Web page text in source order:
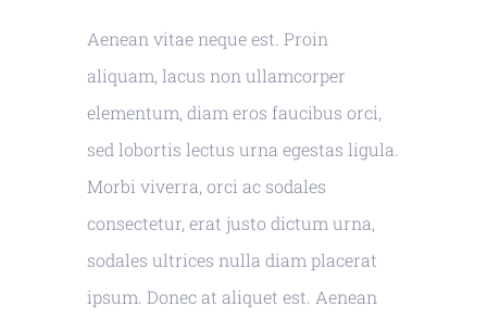
Aenean vitae neque est. Proin
aliquam, lacus non ullamcorper
elementum, diam eros faucibus orci,
sed lobortis lectus urna egestas ligula.
Morbi viverra, orci ac sodales
consectetur, erat justo dictum urna,
sodales ultrices nulla diam placerat
ipsum. Donec at aliquet est. Aenean